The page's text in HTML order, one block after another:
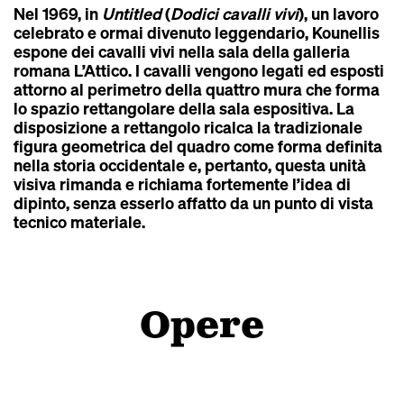
Nel 1969, in Untitled(Dodici cavalli vivi), un lavoro
celebrato e ormai divenuto leggendario, Kounellis
espone dei cavalli vivi nella sala della galleria
romana L’Attico. I cavalli vengono legati ed esposti
attorno al perimetro della quattro mura che forma
lo spazio rettangolare della sala espositiva. La
disposizione a rettangolo ricalca la tradizionale
figura geometrica del quadro come forma definita
nella storia occidentale e, pertanto, questa unità
visiva rimanda e richiama fortemente l’idea di
dipinto, senza esserlo affatto da un punto di vista
tecnico materiale.
Opere